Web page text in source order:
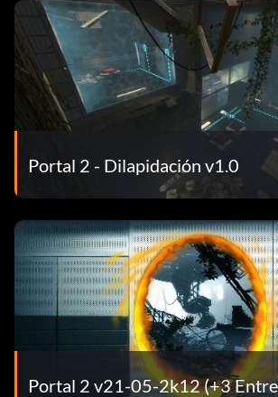
modding y acceso gratuito
Portal 2 - Dilapidación v1.0
Portal 2 v21-05-2k12 (+3